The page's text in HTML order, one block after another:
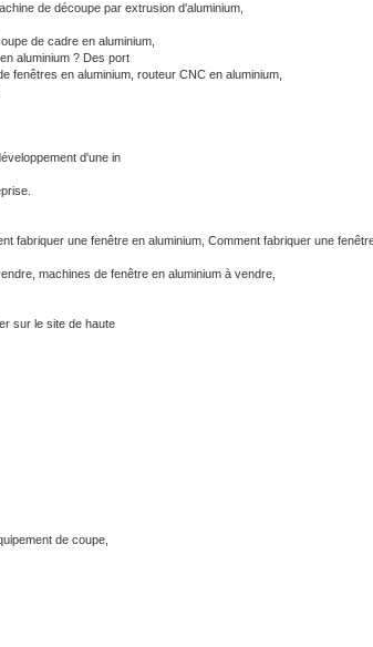
de découpe par extrusion d'aluminium,
de cadre en aluminium,
aluminium ? Des port
fenêtres en aluminium, routeur CNC en aluminium,
d'une in
fabriquer une fenêtre en aluminium, Comment fabriquer une
machines de fenêtre en aluminium à vendre,
sur le site de haute
de coupe,